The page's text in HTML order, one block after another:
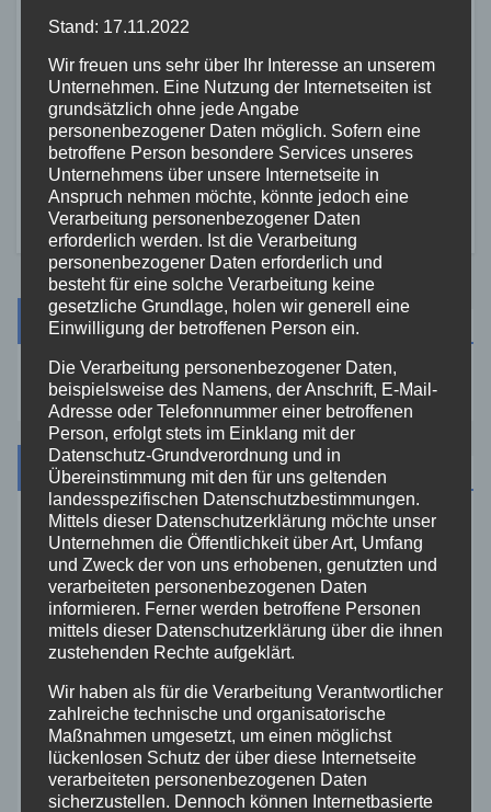
BUNDESPOLIZEI MAYEN-KOBLENZ
Graffiti an Lärmschutzwänden:
Schaden von über 11.000 Euro
in Koblenz-Lützel
5. JUNI 2026
Suche
Kategorien
Aktuelles
Allgemein
Altenkirchen
Bundespolizei
Feuerwehr
Stand: 17.11.2022
Wir freuen uns sehr über Ihr Interesse an unserem
Unternehmen. Eine Nutzung der Internetseiten ist
grundsätzlich ohne jede Angabe
personenbezogener Daten möglich. Sofern eine
betroffene Person besondere Services unseres
Unternehmens über unsere Internetseite in
Anspruch nehmen möchte, könnte jedoch eine
Verarbeitung personenbezogener Daten
erforderlich werden. Ist die Verarbeitung
personenbezogener Daten erforderlich und
besteht für eine solche Verarbeitung keine
gesetzliche Grundlage, holen wir generell eine
Einwilligung der betroffenen Person ein.
Die Verarbeitung personenbezogener Daten,
beispielsweise des Namens, der Anschrift, E-Mail-
Adresse oder Telefonnummer einer betroffenen
Person, erfolgt stets im Einklang mit der
Datenschutz-Grundverordnung und in
Übereinstimmung mit den für uns geltenden
landesspezifischen Datenschutzbestimmungen.
Mittels dieser Datenschutzerklärung möchte unser
Unternehmen die Öffentlichkeit über Art, Umfang
und Zweck der von uns erhobenen, genutzten und
verarbeiteten personenbezogenen Daten
informieren. Ferner werden betroffene Personen
mittels dieser Datenschutzerklärung über die ihnen
zustehenden Rechte aufgeklärt.
Wir haben als für die Verarbeitung Verantwortlicher
zahlreiche technische und organisatorische
Maßnahmen umgesetzt, um einen möglichst
lückenlosen Schutz der über diese Internetseite
verarbeiteten personenbezogenen Daten
sicherzustellen. Dennoch können Internetbasierte